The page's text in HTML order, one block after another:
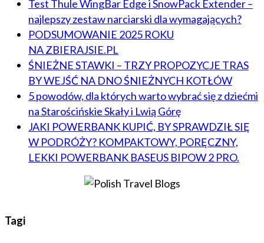
Test Thule WingBar Edge i SnowPack Extender –
najlepszy zestaw narciarski dla wymagających?
PODSUMOWANIE 2025 ROKU
NA ZBIERAJSIE.PL
ŚNIEŻNE STAWKI – TRZY PROPOZYCJE TRAS
BY WEJŚĆ NA DNO ŚNIEŻNYCH KOTŁÓW
5 powodów, dla których warto wybrać się z dziećmi
na Starościńskie Skały i Lwią Górę
JAKI POWERBANK KUPIĆ, BY SPRAWDZIŁ SIĘ
W PODRÓŻY? KOMPAKTOWY, PORĘCZNY,
LEKKI POWERBANK BASEUS BIPOW 2 PRO.
Tagi